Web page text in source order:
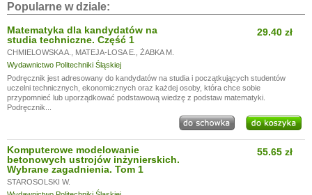
Popularne w dziale:
Matematyka dla kandydatów na
studia techniczne. Część 1
CHMIELOWSKA A. MATEJA-LOSA E.
ŻABKA M.
Wydawnictwo Politechniki Śląskiej
29.40 zł
Podręcznik jest adresowany do kandydatów na studia i początkujących studentów
uczelni technicznych, ekonomicznych oraz każdej osoby, która chce sobie
przypomnieć lub uporządkować podstawową wiedzę z podstaw matematyki.
Podręcznik...
Komputerowe modelowanie
betonowych ustrojów inżynierskich.
Wybrane zagadnienia. Tom 1
STAROSOLSKI W.
55.65 zł